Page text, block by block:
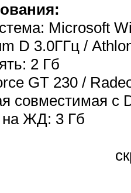
Microsoft
D 3.0ГГц /
2 Гб
GT 230 /
совместимая с
на ЖД: 3 Гб